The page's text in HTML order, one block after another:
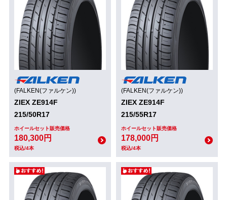
(FALKEN(ファルケン))
ZIEX ZE914F
215/50R17
ホイールセット販売価格
180,300円
税込/4本
(FALKEN(ファルケン))
ZIEX ZE914F
215/55R17
ホイールセット販売価格
178,000円
税込/4本